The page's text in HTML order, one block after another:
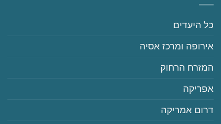
‏כל היעדים
‏אירופה ומרכז אסיה
‏המזרח הרחוק
‏אפריקה
‏דרום אמריקה